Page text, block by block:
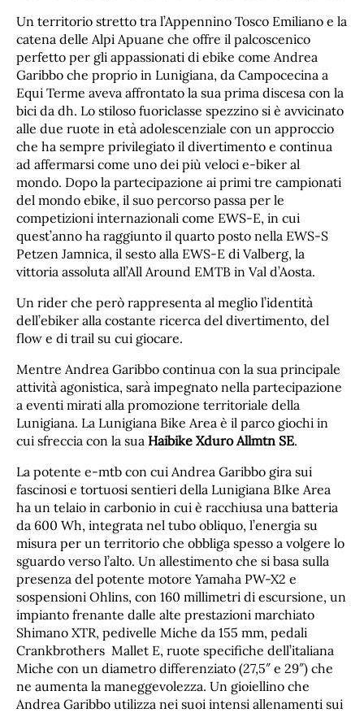
Un territorio stretto tra l’Appennino Tosco Emiliano e la
catena delle Alpi Apuane che offre il palcoscenico
perfetto per gli appassionati di ebike come Andrea
Garibbo che proprio in Lunigiana, da Campocecina a
Equi Terme aveva affrontato la sua prima discesa con la
bici da dh. Lo stiloso fuoriclasse spezzino si è avvicinato
alle due ruote in età adolescenziale con un approccio
che ha sempre privilegiato il divertimento e continua
ad affermarsi come uno dei più veloci e-biker al
mondo. Dopo la partecipazione ai primi tre campionati
del mondo ebike, il suo percorso passa per le
competizioni internazionali come EWS-E, in cui
quest’anno ha raggiunto il quarto posto nella EWS-S
Petzen Jamnica, il sesto alla EWS-E di Valberg, la
vittoria assoluta all’All Around EMTB in Val d’Aosta.
Un rider che però rappresenta al meglio l’identità
dell’ebiker alla costante ricerca del divertimento, del
flow e di trail su cui giocare.
Mentre Andrea Garibbo continua con la sua principale
attività agonistica, sarà impegnato nella partecipazione
a eventi mirati alla promozione territoriale della
Lunigiana. La Lunigiana Bike Area è il parco giochi in
cui sfreccia con la sua Haibike Xduro Allmtn SE.
La potente e-mtb con cui Andrea Garibbo gira sui
fascinosi e tortuosi sentieri della Lunigiana BIke Area
ha un telaio in carbonio in cui è racchiusa una batteria
da 600 Wh, integrata nel tubo obliquo, l’energia su
misura per un territorio che obbliga spesso a volgere lo
sguardo verso l’alto. Un allestimento che si basa sulla
presenza del potente motore Yamaha PW-X2 e
sospensioni Ohlins, con 160 millimetri di escursione, un
impianto frenante dalle alte prestazioni marchiato
Shimano XTR, pedivelle Miche da 155 mm, pedali
Crankbrothers Mallet E, ruote specifiche dell’italiana
Miche con un diametro differenziato (27,5″ e 29″) che
ne aumenta la maneggevolezza. Un gioiellino che
Andrea Garibbo utilizza nei suoi intensi allenamenti sui